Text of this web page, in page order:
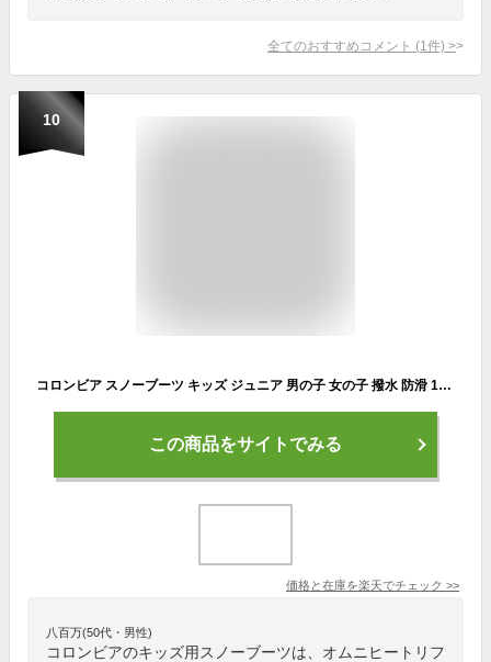
全てのおすすめコメント (1 件) >
10
コロンビア スノーブーツ キッズ ジュニア 男の子 女の子 撥水 防滑 19cm 20cm 21cm 22cm 23cm 24cm 下駄箱 ショートブーツ Columbia 超軽量 ウィンターブーツ 冬 冬靴 子供 シューズ 靴 ブーツ ブランド シンプル 小学生 小学校 通学
この商品をサイトでみる
価格と在庫を楽天でチェック >>
八百万(50代・男性)
コロンビアのキッズ用スノーブーツは、オムニヒートリフ